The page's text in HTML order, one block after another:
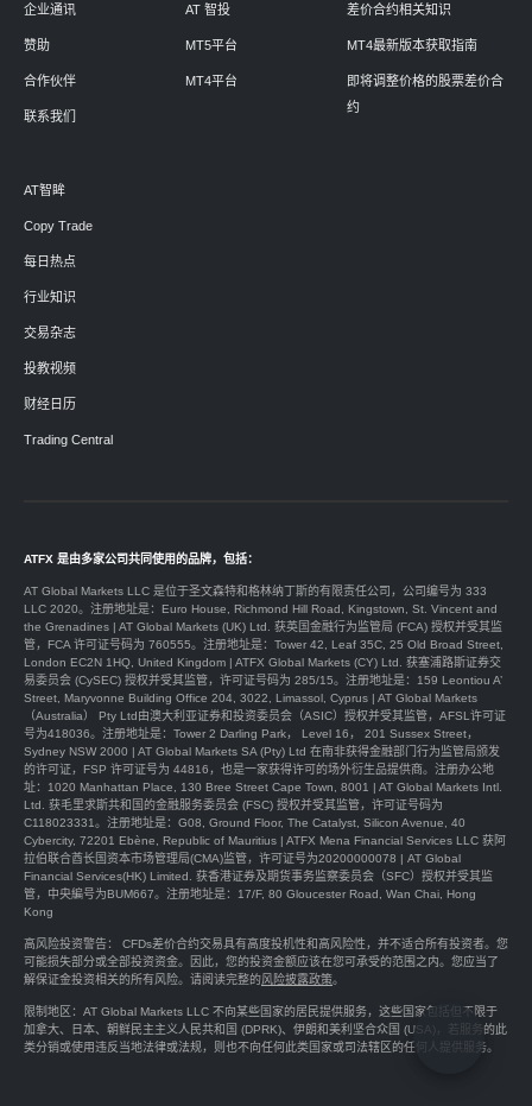
企业通讯
赞助
合作伙伴
联系我们
AT 智投
MT5平台
MT4平台
差价合约相关知识
MT4最新版本获取指南
即将调整价格的股票差价合
约
AT智眸
Copy Trade
每日热点
行业知识
交易杂志
投教视频
财经日历
Trading Central
ATFX 是由多家公司共同使用的品牌，包括：
AT Global Markets LLC 是位于圣文森特和格林纳丁斯的有限责任公司，公司编号为 333
LLC 2020。注册地址是：Euro House, Richmond Hill Road, Kingstown, St. Vincent and
the Grenadines | AT Global Markets (UK) Ltd. 获英国金融行为监管局 (FCA) 授权并受其监
管，FCA 许可证号码为 760555。注册地址是：Tower 42, Leaf 35C, 25 Old Broad Street,
London EC2N 1HQ, United Kingdom | ATFX Global Markets (CY) Ltd. 获塞浦路斯证券交
易委员会 (CySEC) 授权并受其监管，许可证号码为 285/15。注册地址是：159 Leontiou A’
Street, Maryvonne Building Office 204, 3022, Limassol, Cyprus | AT Global Markets
（Australia） Pty Ltd由澳大利亚证券和投资委员会（ASIC）授权并受其监管，AFSL许可证
号为418036。注册地址是：Tower 2 Darling Park， Level 16， 201 Sussex Street，
Sydney NSW 2000 | AT Global Markets SA (Pty) Ltd 在南非获得金融部门行为监管局颁发
的许可证，FSP 许可证号为 44816，也是一家获得许可的场外衍生品提供商。注册办公地
址：1020 Manhattan Place, 130 Bree Street Cape Town, 8001 | AT Global Markets Intl.
Ltd. 获毛里求斯共和国的金融服务委员会 (FSC) 授权并受其监管，许可证号码为
C118023331。注册地址是：G08, Ground Floor, The Catalyst, Silicon Avenue, 40
Cybercity, 72201 Ebène, Republic of Mauritius | ATFX Mena Financial Services LLC 获阿
拉伯联合酋长国资本市场管理局(CMA)监管，许可证号为20200000078 | AT Global
Financial Services(HK) Limited. 获香港证券及期货事务监察委员会（SFC）授权并受其监
管，中央編号为BUM667。注册地址是：17/F, 80 Gloucester Road, Wan Chai, Hong
Kong
高风险投资警告： CFDs差价合约交易具有高度投机性和高风险性，并不适合所有投资者。您
可能损失部分或全部投资资金。因此，您的投资金额应该在您可承受的范围之内。您应当了
解保证金投资相关的所有风险。请阅读完整的风险披露政策。
限制地区：AT Global Markets LLC 不向某些国家的居民提供服务，这些国家包括但不限于
加拿大、日本、朝鲜民主主义人民共和国 (DPRK)、伊朗和美利坚合众国 (USA)，若服务的此
类分销或使用违反当地法律或法规，则也不向任何此类国家或司法辖区的任何人提供服务。